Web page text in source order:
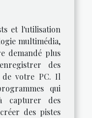
et l'utilisation
multimédia,
demandé plus
des
de votre PC. Il
qui
capturer des
des pistes